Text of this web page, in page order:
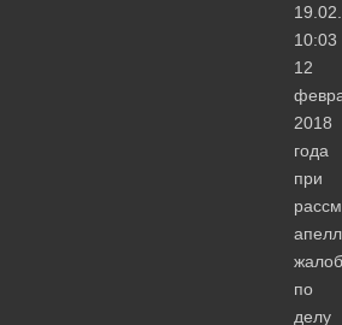
10:03
12
2018
года
при
по
делу